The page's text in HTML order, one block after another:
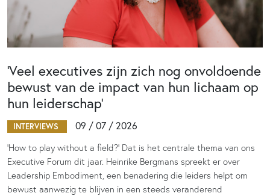
‘Veel executives zijn zich nog onvoldoende
bewust van de impact van hun lichaam op
hun leiderschap’
INTERVIEWS 09 / 07 / 2026
‘How to play without a field?’ Dat is het centrale thema van ons
Executive Forum dit jaar. Heinrike Bergmans spreekt er over
Leadership Embodiment, een benadering die leiders helpt om
bewust aanwezig te blijven in een steeds veranderend